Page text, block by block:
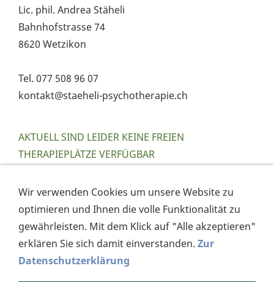
Lic. phil. Andrea Stäheli
Bahnhofstrasse 74
8620 Wetzikon
Tel. 077 508 96 07
kontakt@staeheli-psychotherapie.ch
AKTUELL SIND LEIDER KEINE FREIEN
THERAPIEPLÄTZE VERFÜGBAR
Kontakt Impressum
Datenschutz
Wir verwenden Cookies um unsere Website zu
optimieren und Ihnen die volle Funktionalität zu
gewährleisten. Mit dem Klick auf "Alle akzeptieren"
erklären Sie sich damit einverstanden. Zur
Datenschutzerklärung